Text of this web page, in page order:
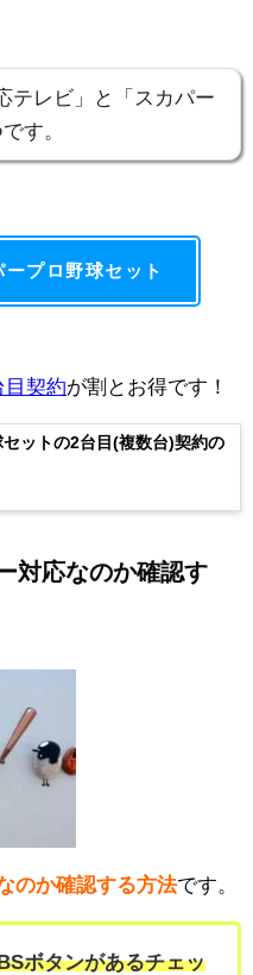
テレビ」と「スカパー
す。
ープロ野球セット
目契約が割とお得です！
ットの2台目(複数台)契約の
対応なのか確認す
のか確認する方法です。
ボタンがあるチェッ